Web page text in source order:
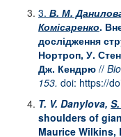
3. В. М.
Комісаренко.
дослідження
Нортроп, У.
Дж. Кендрю //
153. doi: https://
T. V. Danylova,
shoulders of
Maurice